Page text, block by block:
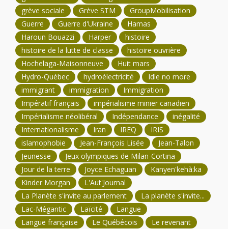
grève sociale
Grève STM
GroupMobilisation
Guerre
Guerre d'Ukraine
Hamas
Haroun Bouazzi
Harper
histoire
histoire de la lutte de classe
histoire ouvrière
Hochelaga-Maisonneuve
Huit mars
Hydro-Québec
hydroélectricité
Idle no more
immigrant
immigration
Immigration
Impératif français
impérialisme minier canadien
Impérialisme néolibéral
Indépendance
inégalité
Internationalisme
Iran IREQ
IRIS
islamophobie
Jean-François Lisée
Jean-Talon
Jeunesse
Jeux olympiques de Milan-Cortina
Jour de la terre
Joyce Echaguan
Kanyen'kehà:ka
Kinder Morgan
L'Aut'Journal
La Planète s'invite au parlement
La planète s'invite...
Lac-Mégantic
Laïcité
Langue
Langue française
Le Québécois
Le revenant